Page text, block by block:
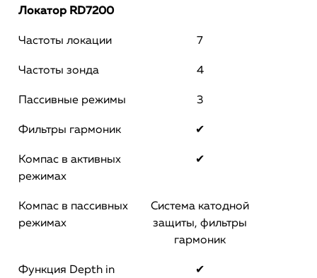
Локатор RD7200
Частоты локации 7
Частоты зонда 4
Пассивные режимы 3
Фильтры гармоник ✔
Компас в активных
режимах
✔
Компас в пассивных
режимах
Система катодной
защиты, фильтры
гармоник
Функция Depth in
✔